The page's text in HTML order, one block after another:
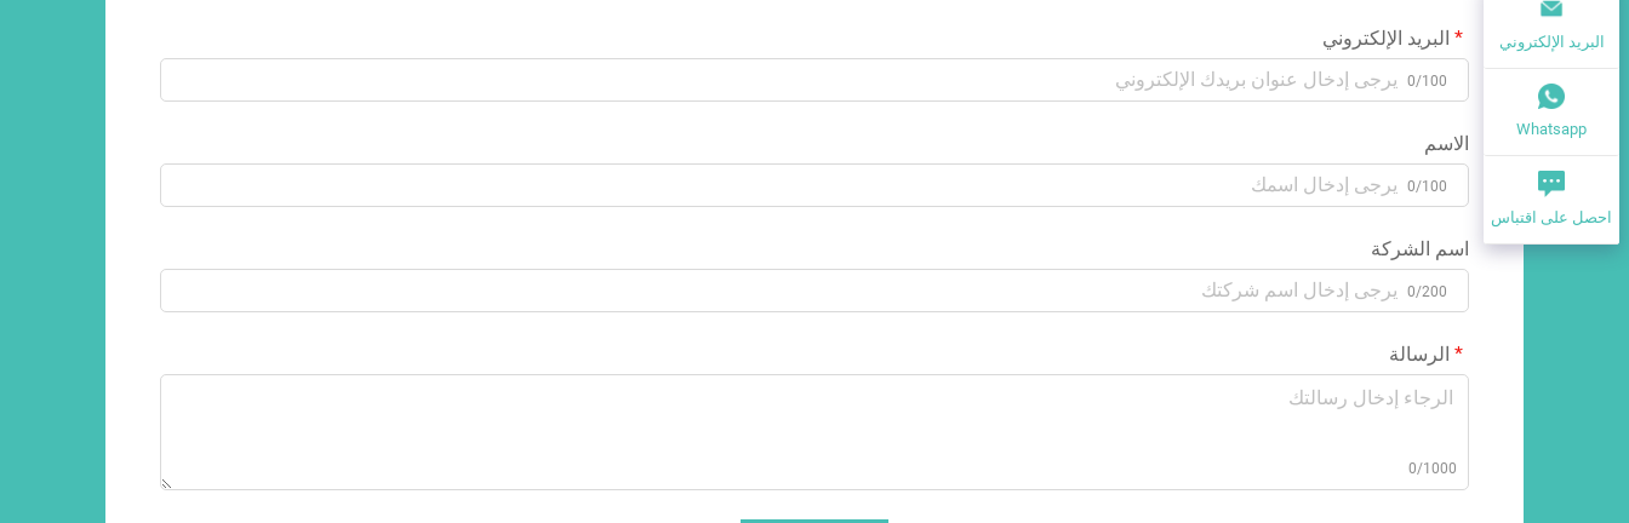
البريد الإلكتروني
0/100
الاسم
0/100
اسم الشركة
0/200
الرسالة
0/1000
البريد الإلكتروني
Whatsapp
احصل على اقتباس